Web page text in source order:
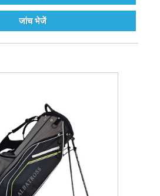
जांच भेजें